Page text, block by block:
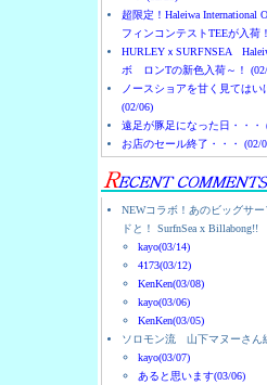
超限定！Haleiwa International
フィンコンテストTEEが入荷
HURLEYｘSURFNSEA
ボ ロンTの新色入荷～！
ノースショアを甘く見てはい
(02/06)
遠足が豚足になった日・・・
お店のセール終了・・・ (02/
NEWコラボ！あのビッグサー
ドと！ SurfnSea x Billabong!!
kayo(03/14)
4173(03/12)
KenKen(03/08)
kayo(03/06)
KenKen(03/05)
ソロモン流 山下マヌーさん
kayo(03/07)
あると思います(03/06)